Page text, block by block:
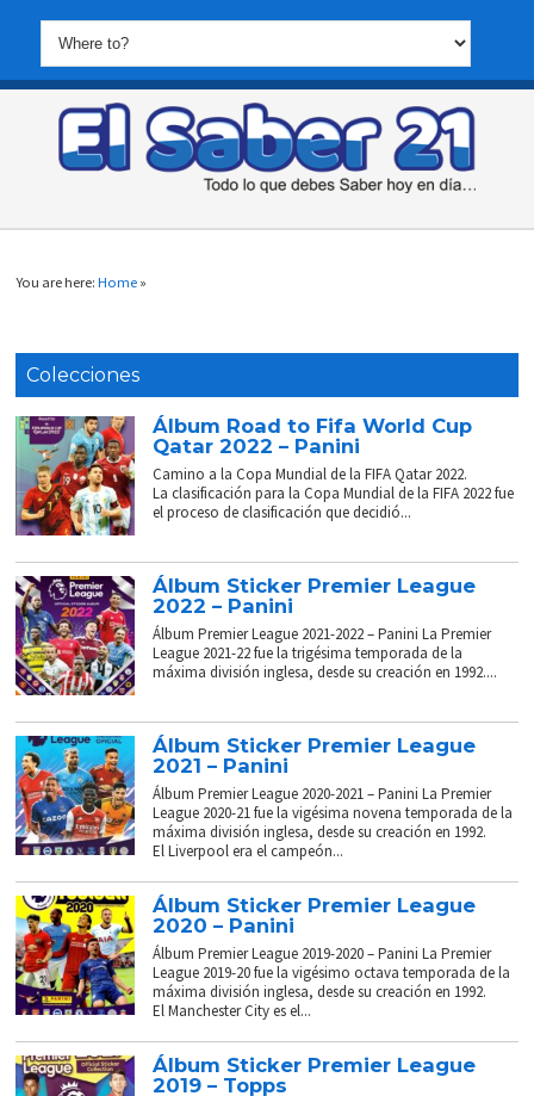
You are here:Home »
Colecciones
Álbum Road to Fifa World Cup
Qatar 2022 – Panini
Camino a la Copa Mundial de la FIFA Qatar 2022.
La clasificación para la Copa Mundial de la FIFA 2022 fue
el proceso de clasificación que decidió...
Álbum Sticker Premier League
2022 – Panini
Álbum Premier League 2021-2022 – Panini La Premier
League 2021-22 fue la trigésima temporada de la
máxima división inglesa, desde su creación en 1992....
Álbum Sticker Premier League
2021 – Panini
Álbum Premier League 2020-2021 – Panini La Premier
League 2020-21 fue la vigésima novena temporada de la
máxima división inglesa, desde su creación en 1992.
El Liverpool era el campeón...
Álbum Sticker Premier League
2020 – Panini
Álbum Premier League 2019-2020 – Panini La Premier
League 2019-20 fue la vigésimo octava temporada de la
máxima división inglesa, desde su creación en 1992.
El Manchester City es el...
Álbum Sticker Premier League
2019 – Topps